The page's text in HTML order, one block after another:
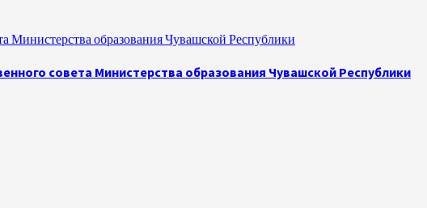
Министерства образования Чувашской Республики
совета Министерства образования Чувашской Республики